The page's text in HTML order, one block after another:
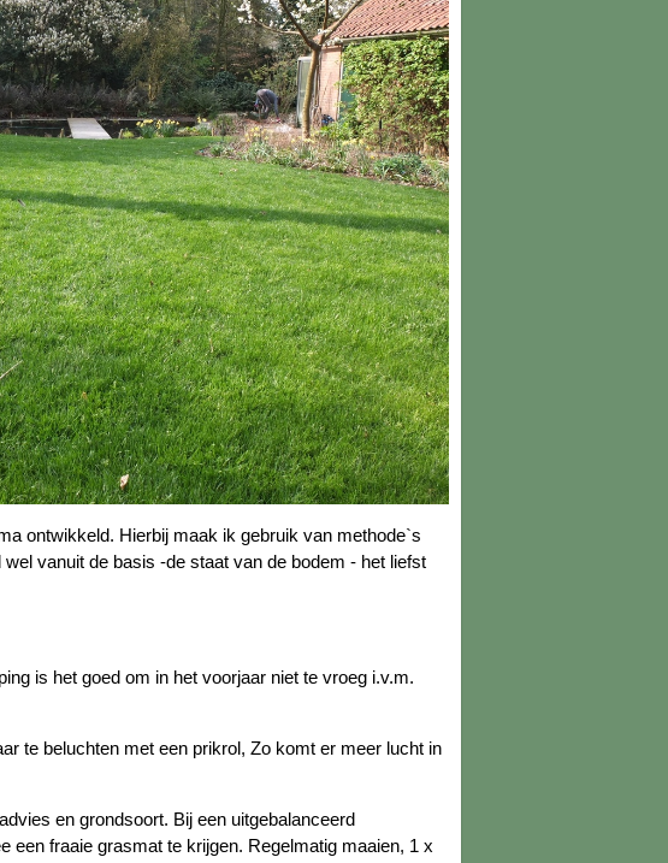
ontwikkeld. Hierbij maak ik gebruik van methode`s
vanuit de basis -de staat van de bodem - het liefst
is het goed om in het voorjaar niet te vroeg i.v.m.
te beluchten met een prikrol, Zo komt er meer lucht in
en grondsoort. Bij een uitgebalanceerd
fraaie grasmat te krijgen. Regelmatig maaien, 1 x